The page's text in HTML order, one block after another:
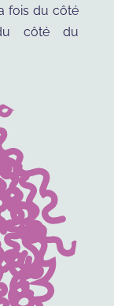
fois du côté
côté du